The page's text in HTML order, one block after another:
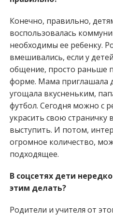
Конечно, правильно,
воспользовалась
необходимы ее ребенку.
вмешивались, если у
общение, просто раньше
форме. Мама приглашала
угощала вкусненьким,
футбол. Сегодня можно с
украсить свою страничку
выступить. И потом,
огромное количество,
подходящее.
В соцсетях дети
этим делать?
Родители и учителя от